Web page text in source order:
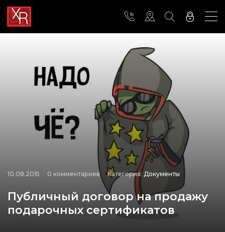
10.08.2015 0 комментариев Категория:Документы
Публичный договор на продажу
подарочных сертификатов